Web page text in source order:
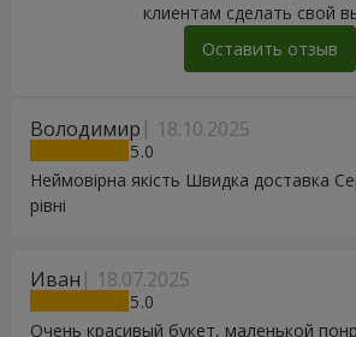
Володимир 18.10.2025
5
Неймовірна якість Швидка доставка
рівні
Иван 18.07.2025
5
Очень красивый букет, маленькой
клиентам сделать свой
Оставить отзыв